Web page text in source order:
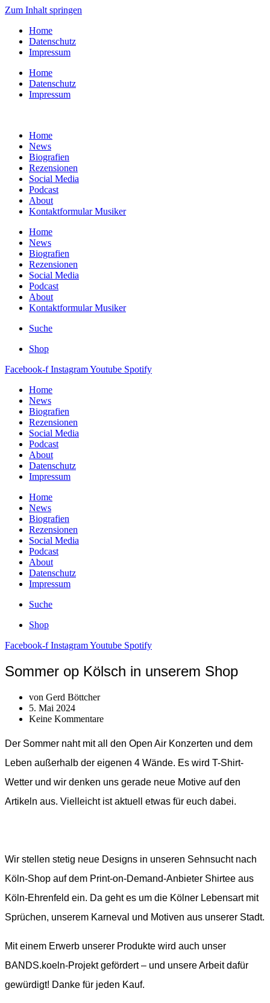
Zum Inhalt springen
Home
Datenschutz
Impressum
Home
Datenschutz
Impressum
Home
News
Biografien
Rezensionen
Social Media
Podcast
About
Kontaktformular Musiker
Home
News
Biografien
Rezensionen
Social Media
Podcast
About
Kontaktformular Musiker
Suche
Shop
Facebook-f InstagramYoutube Spotify
Home
News
Biografien
Rezensionen
Social Media
Podcast
About
Datenschutz
Impressum
Home
News
Biografien
Rezensionen
Social Media
Podcast
About
Datenschutz
Impressum
Suche
Shop
Facebook-f InstagramYoutube Spotify
Sommer op Kölsch in unserem Shop
von Gerd Böttcher
5. Mai 2024
Keine Kommentare
Der Sommer naht mit all den Open Air Konzerten und dem
Leben außerhalb der eigenen 4 Wände. Es wird T-Shirt-
Wetter und wir denken uns gerade neue Motive auf den
Artikeln aus. Vielleicht ist aktuell etwas für euch dabei.
Wir stellen stetig neue Designs in unseren Sehnsucht nach
Köln-Shop auf dem Print-on-Demand-Anbieter Shirtee aus
Köln-Ehrenfeld ein. Da geht es um die Kölner Lebensart mit
Sprüchen, unserem Karneval und Motiven aus unserer Stadt.
Mit einem Erwerb unserer Produkte wird auch unser
BANDS.koeln-Projekt gefördert – und unsere Arbeit dafür
gewürdigt! Danke für jeden Kauf.